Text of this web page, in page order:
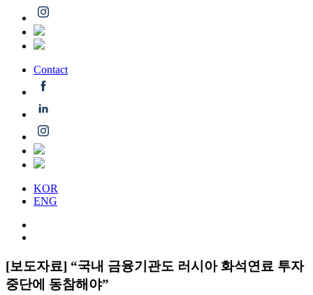
Contact
KOR
ENG
[보도자료] “국내 금융기관도 러시아 화석연료 투자
중단에 동참해야”